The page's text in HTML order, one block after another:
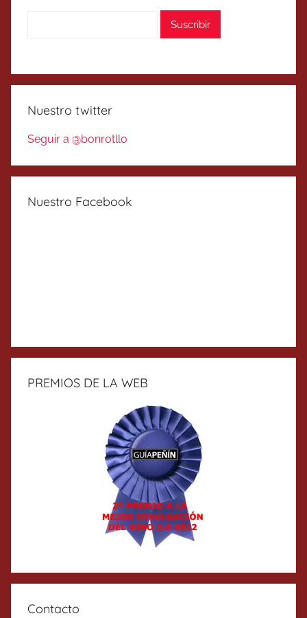
Nuestro twitter
Seguir a @bonrotllo
Nuestro Facebook
PREMIOS DE LA WEB
Contacto